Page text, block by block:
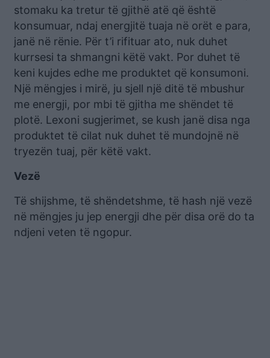
stomaku ka tretur të gjithë atë që është
konsumuar, ndaj energjitë tuaja në orët e para,
janë në rënie. Për t’i rifituar ato, nuk duhet
kurrsesi ta shmangni këtë vakt. Por duhet të
keni kujdes edhe me produktet që konsumoni.
Një mëngjes i mirë, ju sjell një ditë të mbushur
me energji, por mbi të gjitha me shëndet të
plotë. Lexoni sugjerimet, se kush janë disa nga
produktet të cilat nuk duhet të mundojnë në
tryezën tuaj, për këtë vakt.
Vezë
Të shijshme, të shëndetshme, të hash një vezë
në mëngjes ju jep energji dhe për disa orë do ta
ndjeni veten të ngopur.